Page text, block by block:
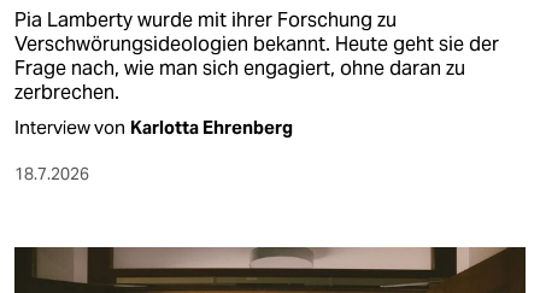
Pia Lamberty wurde mit ihrer Forschung zu
Verschwörungsideologien bekannt. Heute geht sie der
Frage nach, wie man sich engagiert, ohne daran zu
zerbrechen.
Interview von Karlotta Ehrenberg
18.7.2026